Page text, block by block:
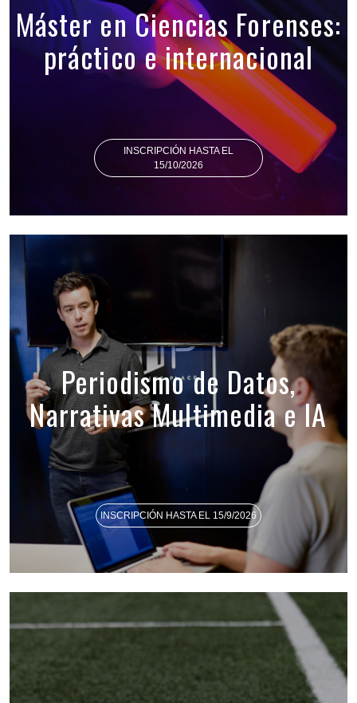
Máster en Ciencias Forenses:
práctico e internacional
INSCRIPCIÓN HASTA EL
15/10/2026
Periodismo de Datos,
Narrativas Multimedia e IA
INSCRIPCIÓN HASTA EL 15/9/2026